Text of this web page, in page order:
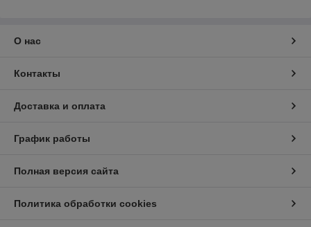
О нас
Контакты
Доставка и оплата
График работы
Полная версия сайта
Политика обработки cookies